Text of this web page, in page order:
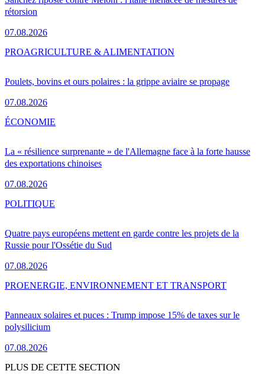
rétorsion
07.08.2026
Poulets, bovins et ours polaires : la grippe aviaire se propage
07.08.2026
PROAGRICULTURE & ALIMENTATION
La « résilience surprenante » de l'Allemagne face à la forte hausse
des exportations chinoises
07.08.2026
ÉCONOMIE
Quatre pays européens mettent en garde contre les projets de la
Russie pour l'Ossétie du Sud
07.08.2026
POLITIQUE
Panneaux solaires et puces : Trump impose 15% de taxes sur le
polysilicium
07.08.2026
PROENERGIE, ENVIRONNEMENT ET TRANSPORT
PLUS DE CETTE SECTION